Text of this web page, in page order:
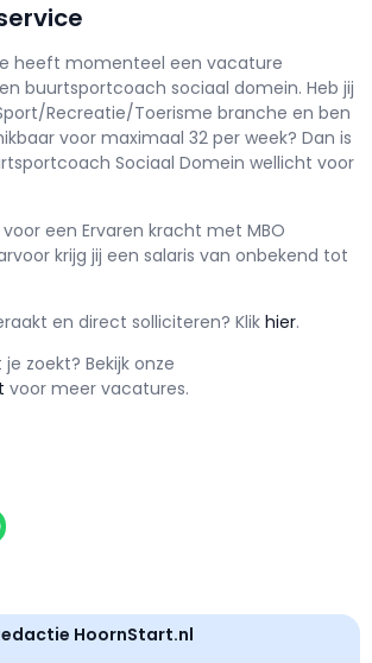
heeft momenteel een vacature
buurtsportcoach sociaal domein. Heb jij
Recreatie/Toerisme branche en ben
voor maximaal 32 per week? Dan is
Sociaal Domein wellicht voor
een Ervaren kracht met MBO
krijg jij een salaris van onbekend tot
en direct solliciteren? Klik hier.
zoekt? Bekijk onze
voor meer vacatures.
HoornStart.nl